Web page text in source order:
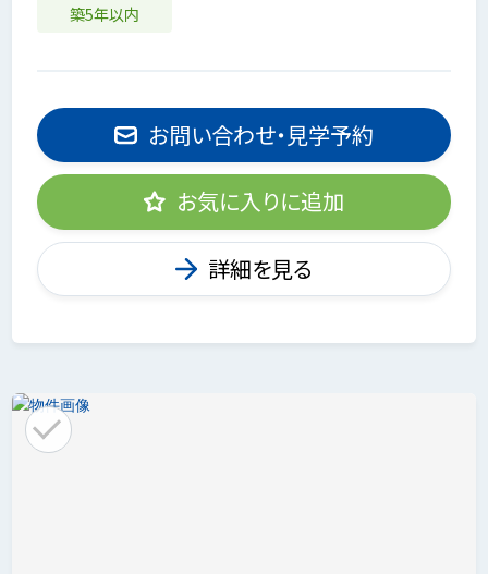
築5年以内
お問い合わせ・見学予約
お気に入りに追加
詳細を見る